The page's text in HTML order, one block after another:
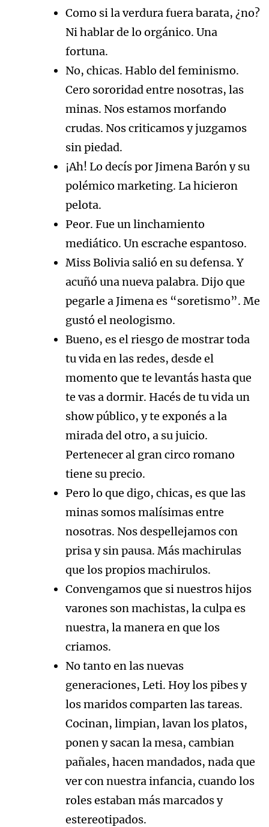
Como si la verdura fuera barata, ¿no?
Ni hablar de lo orgánico. Una
fortuna.
No, chicas. Hablo del feminismo.
Cero sororidad entre nosotras, las
minas. Nos estamos morfando
crudas. Nos criticamos y juzgamos
sin piedad.
¡Ah! Lo decís por Jimena Barón y su
polémico marketing. La hicieron
pelota.
Peor. Fue un linchamiento
mediático. Un escrache espantoso.
Miss Bolivia salió en su defensa. Y
acuñó una nueva palabra. Dijo que
pegarle a Jimena es “soretismo”. Me
gustó el neologismo.
Bueno, es el riesgo de mostrar toda
tu vida en las redes, desde el
momento que te levantás hasta que
te vas a dormir. Hacés de tu vida un
show público, y te exponés a la
mirada del otro, a su juicio.
Pertenecer al gran circo romano
tiene su precio.
Pero lo que digo, chicas, es que las
minas somos malísimas entre
nosotras. Nos despellejamos con
prisa y sin pausa. Más machirulas
que los propios machirulos.
Convengamos que si nuestros hijos
varones son machistas, la culpa es
nuestra, la manera en que los
criamos.
No tanto en las nuevas
generaciones, Leti. Hoy los pibes y
los maridos comparten las tareas.
Cocinan, limpian, lavan los platos,
ponen y sacan la mesa, cambian
pañales, hacen mandados, nada que
ver con nuestra infancia, cuando los
roles estaban más marcados y
estereotipados.